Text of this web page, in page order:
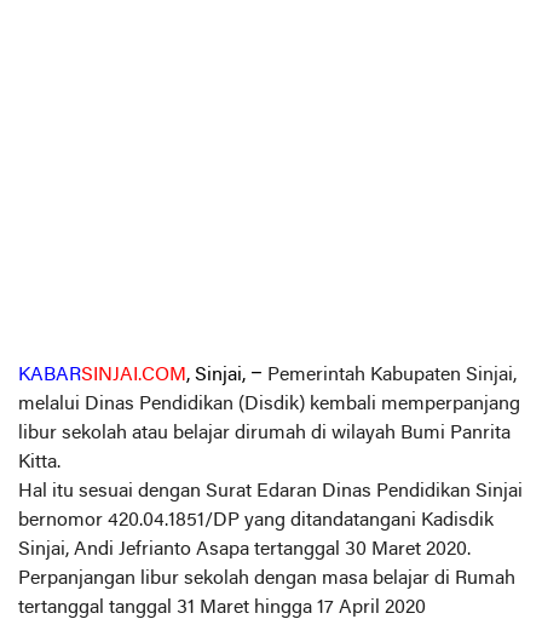
KABARSINJAI.COM , Sinjai, – Pemerintah Kabupaten Sinjai,
melalui Dinas Pendidikan (Disdik) kembali memperpanjang
libur sekolah atau belajar dirumah di wilayah Bumi Panrita
Kitta.
Hal itu sesuai dengan Surat Edaran Dinas Pendidikan Sinjai
bernomor 420.04.1851/DP yang ditandatangani Kadisdik
Sinjai, Andi Jefrianto Asapa tertanggal 30 Maret 2020.
Perpanjangan libur sekolah dengan masa belajar di Rumah
tertanggal tanggal 31 Maret hingga 17 April 2020